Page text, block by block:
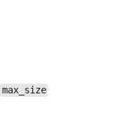
max_size